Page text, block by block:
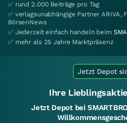
✅ rund 2.000 Beiträge pro Tag
✅ verlagsunabhängige Partner ARIVA,
BörsenNews
✅ Jederzeit einfach handeln beim
✅ mehr als 25 Jahre Marktpräsenz
Jetzt Depot
Ihre
Jetzt Depot bei